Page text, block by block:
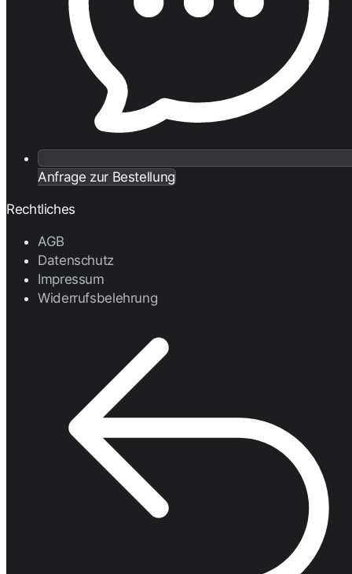
Anfrage zur Bestellung
Rechtliches
AGB
Datenschutz
Impressum
Widerrufsbelehrung